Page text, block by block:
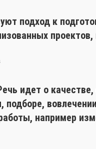
подход к
идет о
например